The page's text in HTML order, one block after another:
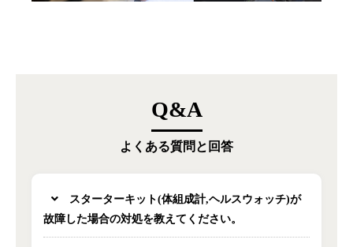
Q&A
よくある質問と回答
スターターキット(体組成計,ヘルスウォッチ)が
故障した場合の対処を教えてください。